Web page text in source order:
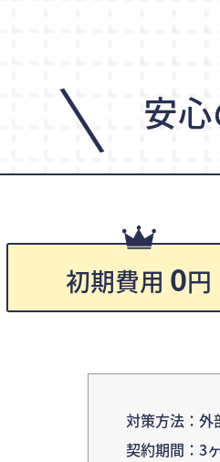
\ 安
初期費用 0円
対策方法：外
契約期間：3